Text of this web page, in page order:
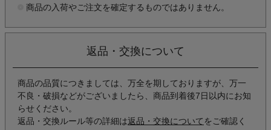
商品の入荷やご注文を確定するものではありません。
返品・交換について
商品の品質につきましては、万全を期しておりますが、万一
不良・破損などがございましたら、商品到着後7日以内にお知
らせください。
返品・交換ルール等の詳細は返品・交換について をご確認く